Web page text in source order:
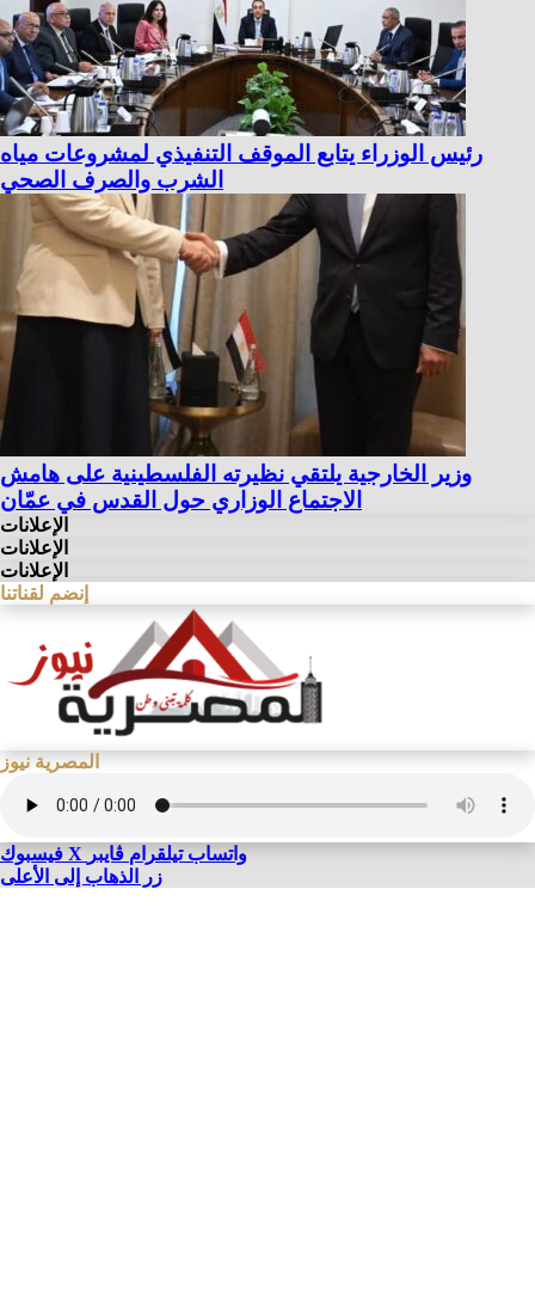
رئيس الوزراء يتابع الموقف التنفيذي لمشروعات مياه
الشرب والصرف الصحي
وزير الخارجية يلتقي نظيرته الفلسطينية على هامش
الاجتماع الوزاري حول القدس في عمّان
الإعلانات
الإعلانات
الإعلانات
إنضم لقناتنا
المصرية نيوز
فيسبوك X واتساب تيلقرام ڤايبر
زر الذهاب إلى الأعلى